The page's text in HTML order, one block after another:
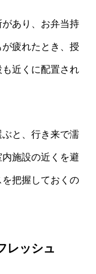
あり、お弁当持
疲れたとき、授
近くに配置され
と、行き来で濡
施設の近くを避
把握しておくの
レッシュ